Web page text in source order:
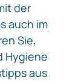
der
auch im
Sie,
Hygiene
aus